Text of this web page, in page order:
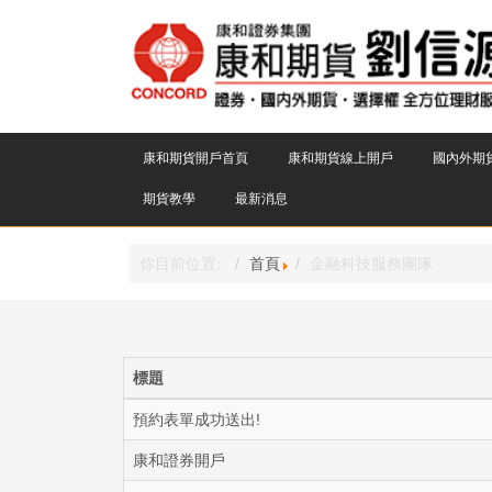
康和期貨開戶首頁 康和期貨線上開戶 國內外期
期貨教學 最新消息
你目前位置: 首頁 金融科技服務團隊
標題
預約表單成功送出!
康和證券開戶